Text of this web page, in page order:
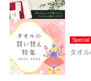
Special
タオ